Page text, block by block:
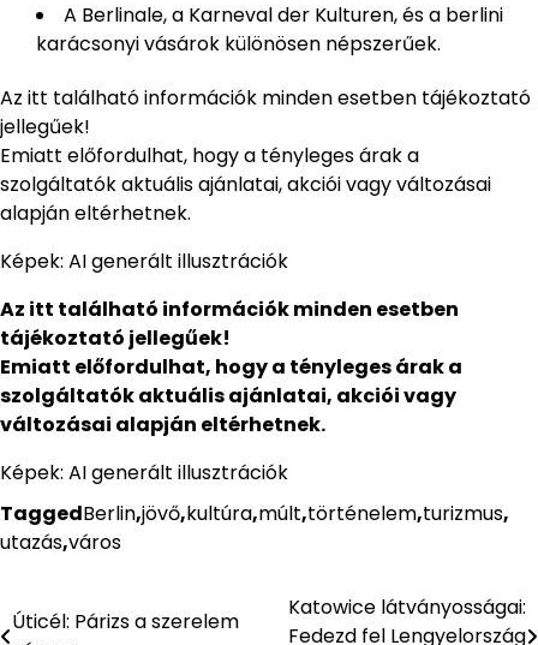
A Berlinale, a Karneval der Kulturen, és a berlini
karácsonyi vásárok különösen népszerűek.
Az itt található információk minden esetben tájékoztató
jellegűek!
Emiatt előfordulhat, hogy a tényleges árak a
szolgáltatók aktuális ajánlatai, akciói vagy változásai
alapján eltérhetnek.
Képek: AI generált illusztrációk
Az itt található információk minden esetben
tájékoztató jellegűek!
Emiatt előfordulhat, hogy a tényleges árak a
szolgáltatók aktuális ajánlatai, akciói vagy
változásai alapján eltérhetnek.
Képek: AI generált illusztrációk
TaggedBerlin,jövő,kultúra,múlt,történelem,turizmus,
utazás,város
Bejegyzés
Úticél: Párizs a szerelem
Katowice látványosságai:
Fedezd fel Lengyelország